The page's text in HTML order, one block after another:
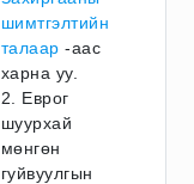
шимтгэлтийн
талаар -аас
харна уу.
2. Еврог
шуурхай
мөнгөн
гуйвуулгын